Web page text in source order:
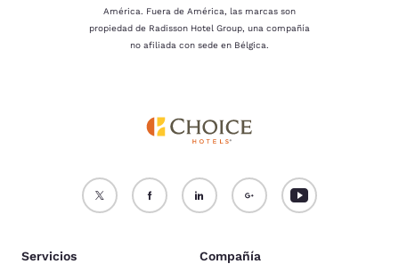
América. Fuera de América, las marcas son
propiedad de Radisson Hotel Group, una compañía
no afiliada con sede en Bélgica.
Servicios Compañía